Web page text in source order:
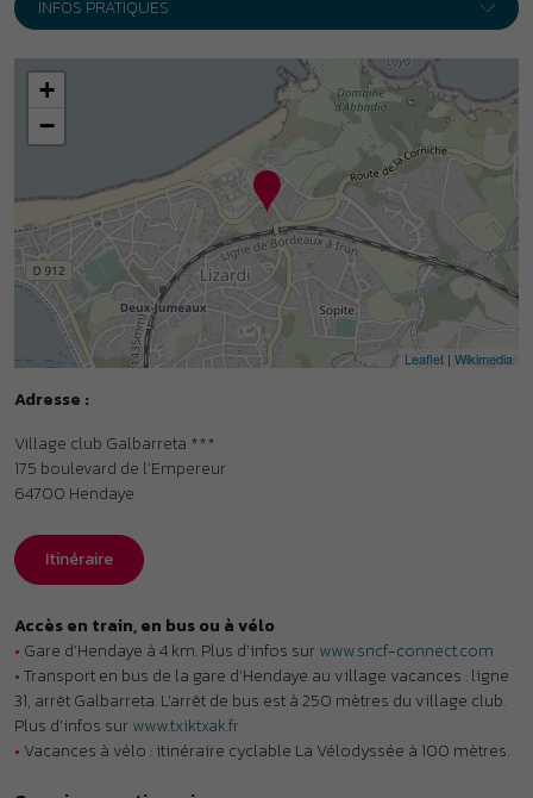
Leaflet|Wikimedia
Adresse :
Village club Galbarreta ***
175 boulevard de l’Empereur
64700 Hendaye
Itinéraire
Accès en train, en bus ou à vélo
Gare d’Hendaye à 4 km. Plus d’infos sur
www.sncf-connect.com
•Transport en bus de la gare d’Hendaye au village vacances : ligne
31, arrêt Galbarreta. L’arrêt de bus est à 250 mètres du village club.
•Vacances à vélo : itinéraire cyclable La Vélodyssée à 100 mètres.
Organisme gestionnaire
Labels et classements
surwww.atout-france.fr
• Label Clef Verte : référence du tourisme durable. Plus d’infos sur
www.laclefverte.org
•Label Accueil Vélo : France Vélo Tourisme. Plus d’infos sur
www.francevelotourisme.com
• Label Famille Plus : station engagée pour les familles. Plus d’infos